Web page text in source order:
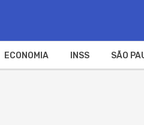
ECONOMIA INSS SÃO